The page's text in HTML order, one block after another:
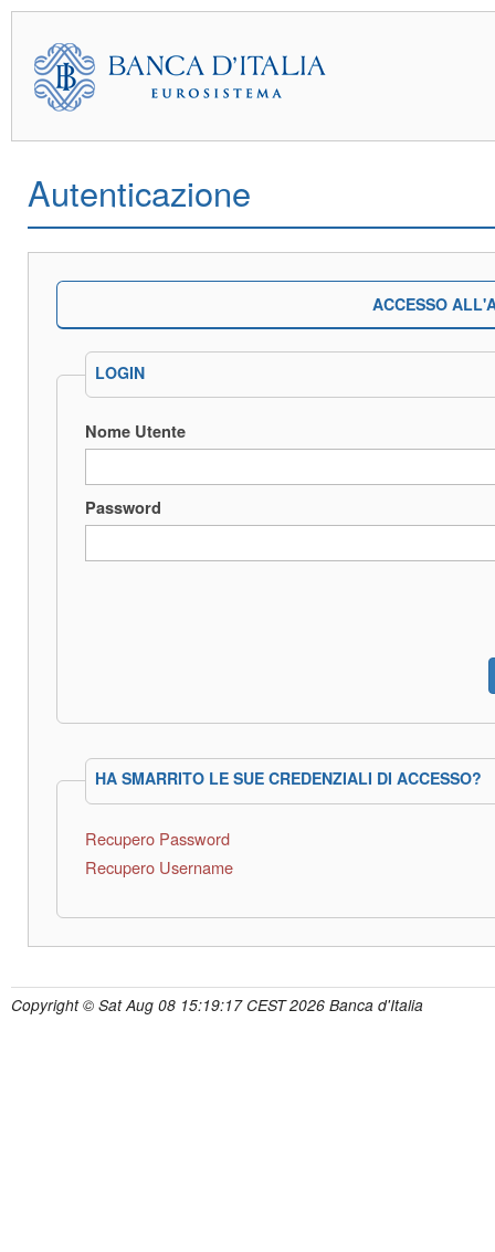
Autenticazione
ACCESSO
LOGIN
Nome Utente
Password
HA SMARRITO LE SUE CREDENZIALI DI ACCESSO?
Recupero Password
Recupero Username
Copyright © Sat Aug 08 15:19:17 CEST 2026 Banca d'Italia